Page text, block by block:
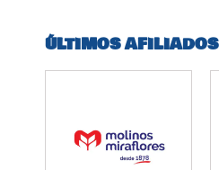
ÚLTIMOS AFILIADOS